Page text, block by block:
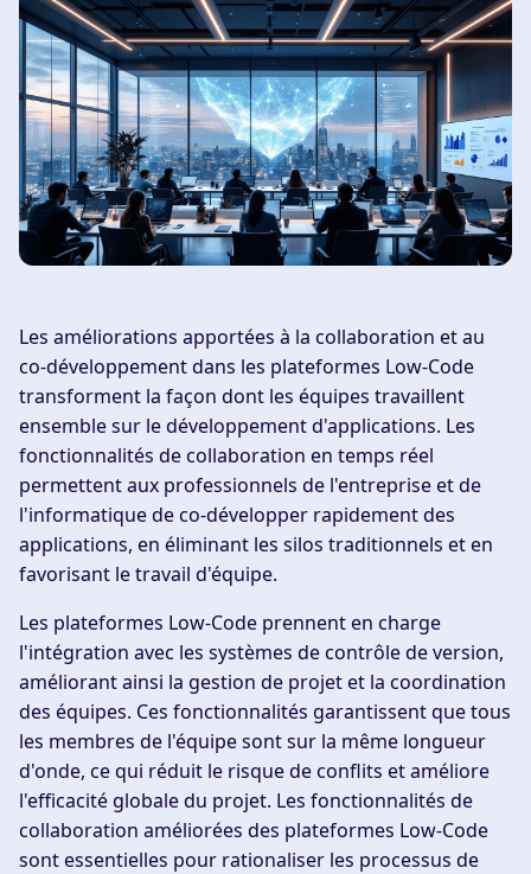
Les améliorations apportées à la collaboration et au
co-développement dans les plateformes Low-Code
transforment la façon dont les équipes travaillent
ensemble sur le développement d'applications. Les
fonctionnalités de collaboration en temps réel
permettent aux professionnels de l'entreprise et de
l'informatique de co-développer rapidement des
applications, en éliminant les silos traditionnels et en
favorisant le travail d'équipe.
Les plateformes Low-Code prennent en charge
l'intégration avec les systèmes de contrôle de version,
améliorant ainsi la gestion de projet et la coordination
des équipes. Ces fonctionnalités garantissent que tous
les membres de l'équipe sont sur la même longueur
d'onde, ce qui réduit le risque de conflits et améliore
l'efficacité globale du projet. Les fonctionnalités de
collaboration améliorées des plateformes Low-Code
sont essentielles pour rationaliser les processus de